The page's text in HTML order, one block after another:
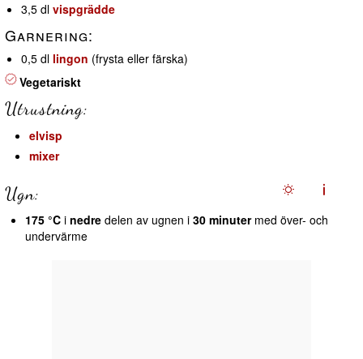
3,5 dl vispgrädde
Garnering:
0,5 dl lingon (frysta eller färska)
Vegetariskt
Utrustning:
elvisp
mixer
Ugn:
175 °C i nedre delen av ugnen i 30 minutermed över- och
undervärme